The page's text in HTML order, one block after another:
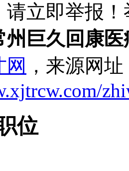
请立即举报
州巨久回康
，来源网
位